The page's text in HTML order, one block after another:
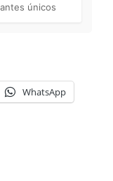
únicos
WhatsApp